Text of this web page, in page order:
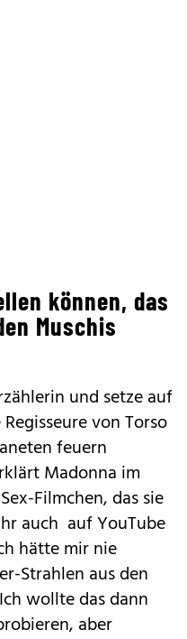
können, das
Muschis
und setze auf
von Torso
feuern
Madonna im
Filmchen, das sie
auch auf YouTube
hätte mir nie
Strahlen aus den
wollte das dann
aber